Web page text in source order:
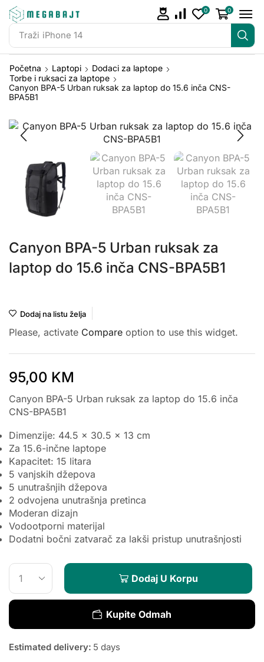
Traži iPhone 14
0 0
Početna Laptopi
Dodaci za laptope
Torbe i ruksaci za laptope
Canyon BPA-5 Urban ruksak za laptop do 15.6 inča CNS-
BPA5B1
Canyon BPA-5 Urban ruksak za
laptop do 15.6 inča CNS-BPA5B1
Dodaj na listu želja
Please, activate Compare option to use this widget.
95,00 KM
Canyon BPA-5 Urban ruksak za laptop do 15.6 inča
CNS-BPA5B1
Dimenzije: 44.5 x 30.5 x 13 cm
Za 15.6-inčne laptope
Kapacitet: 15 litara
5 vanjskih džepova
5 unutrašnjih džepova
2 odvojena unutrašnja pretinca
Moderan dizajn
Vodootporni materijal
Dodatni bočni zatvarač za lakši pristup unutrašnjosti
Dodaj U Korpu
Kupite Odmah
Estimated delivery: 5 days